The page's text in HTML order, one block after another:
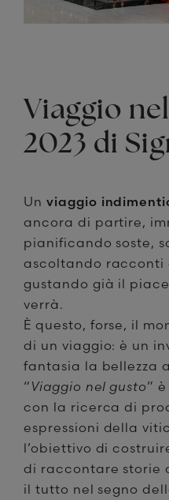
Viaggio
2023 di
Un viaggio
ancora di partire,
pianificando soste,
ascoltando racconti
gustando già il
verrà.
È questo, forse, il
di un viaggio: è un
fantasia la bellezza
“ Viaggio nel gusto”
con la ricerca di
espressioni della
l’obiettivo di
di raccontare storie
il tutto nel segno